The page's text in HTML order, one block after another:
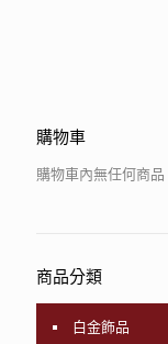
購物車
購物車內無任何商品
商品分類
白金飾品